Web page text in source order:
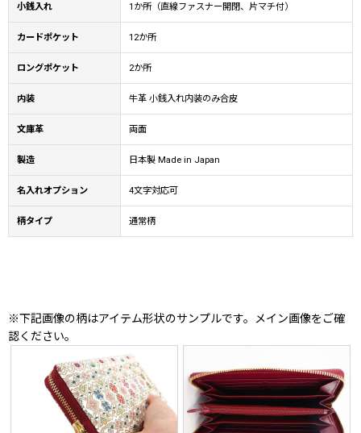
小銭入れ 1か所（直線ファスナー開閉、片マチ付）
カードポケット 12か所
ロングポケット 2か所
内装 牛革 小銭入れ内装のみ合皮
文庫革 両面
製造 日本製 Made in Japan
名入れオプション 4文字対応可
柄タイプ 通常柄
※下記画像の柄はアイテム形状のサンプルです。メイン画像をご確
認ください。